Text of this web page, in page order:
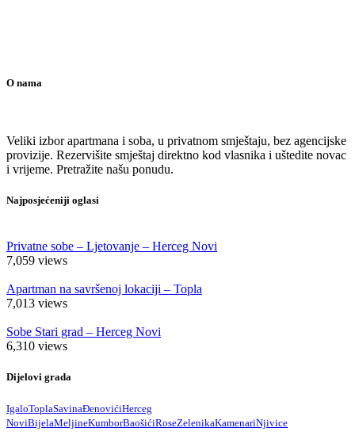
O nama
Veliki izbor apartmana i soba, u privatnom smještaju, bez agencijske
provizije. Rezervišite smještaj direktno kod vlasnika i uštedite novac
i vrijeme. Pretražite našu ponudu.
Najposjećeniji oglasi
Privatne sobe – Ljetovanje – Herceg Novi
7,059 views
Apartman na savršenoj lokaciji – Topla
7,013 views
Sobe Stari grad – Herceg Novi
6,310 views
Dijelovi grada
IgaloToplaSavinaĐenovićiHerceg
NoviBijelaMeljineKumborBaošićiRoseZelenikaKamenariNjivice